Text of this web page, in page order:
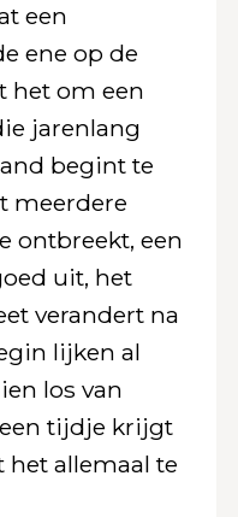
een
ene op de
het om een
jarenlang
begint te
meerdere
ontbreekt, een
uit, het
verandert na
lijken al
los van
tijdje krijgt
het allemaal te